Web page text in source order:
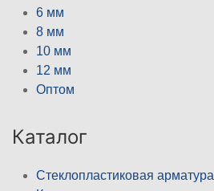
6 мм
8 мм
10 мм
12 мм
Оптом
Каталог
Стеклопластиковая арматура